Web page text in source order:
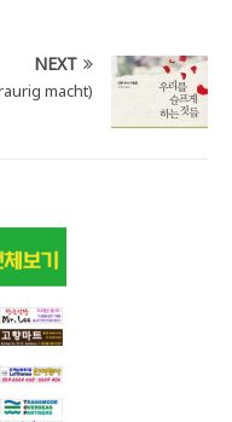
NEXT
macht)